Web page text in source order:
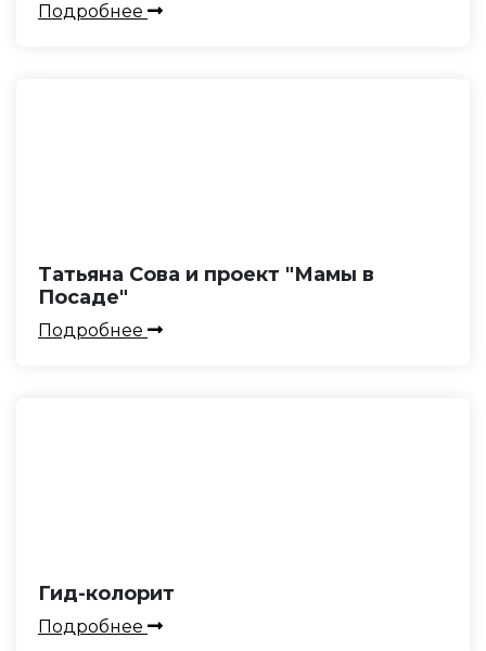
Подробнее
Татьяна Сова и проект "Мамы в
Посаде"
Подробнее
Гид-колорит
Подробнее